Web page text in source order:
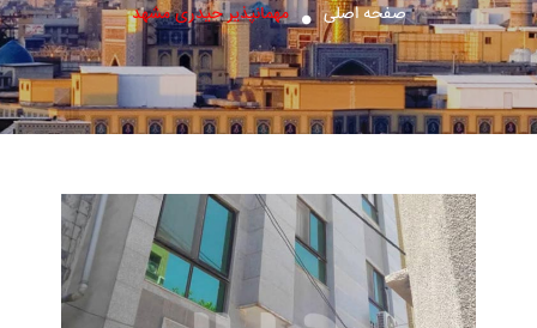
صفحه اصلی مهمانپذیر حیدری مشهد